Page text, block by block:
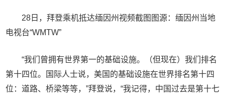
28日，拜登乘机抵达缅因州视频截图图源：缅因州当地
电视台“WMTW”
“我们曾拥有世界第一的基础设施。（但现在）我们排名
第十四位。国际人士说，美国的基础设施在世界排名第十四
位：道路、桥梁等等，”拜登说，“我记得，中国过去是第十七